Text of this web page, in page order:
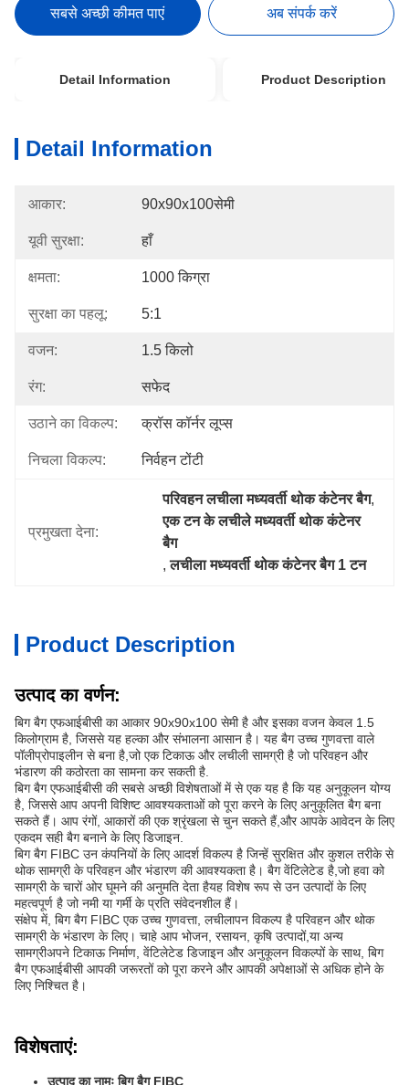
सबसे अच्छी कीमत पाएं अब संपर्क करें
Detail Information Product Description
Detail Information
आकार: 90x90x100सेमी
यूवी सुरक्षा: हाँ
क्षमता: 1000 किग्रा
सुरक्षा का पहलू: 5:1
वजन: 1.5 किलो
रंग: सफेद
उठाने का विकल्प: क्रॉस कॉर्नर लूप्स
निचला विकल्प: निर्वहन टोंटी
प्रमुखता देना:
परिवहन लचीला मध्यवर्ती थोक कंटेनर बैग,
एक टन के लचीले मध्यवर्ती थोक कंटेनर
बैग
, लचीला मध्यवर्ती थोक कंटेनर बैग 1 टन
Product Description
उत्पाद का वर्णन:
बिग बैग एफआईबीसी का आकार 90x90x100 सेमी है और इसका वजन केवल 1.5
किलोग्राम है, जिससे यह हल्का और संभालना आसान है। यह बैग उच्च गुणवत्ता वाले
पॉलीप्रोपाइलीन से बना है,जो एक टिकाऊ और लचीली सामग्री है जो परिवहन और
भंडारण की कठोरता का सामना कर सकती है.
बिग बैग एफआईबीसी की सबसे अच्छी विशेषताओं में से एक यह है कि यह अनुकूलन योग्य
है, जिससे आप अपनी विशिष्ट आवश्यकताओं को पूरा करने के लिए अनुकूलित बैग बना
सकते हैं। आप रंगों, आकारों की एक श्रृंखला से चुन सकते हैं,और आपके आवेदन के लिए
एकदम सही बैग बनाने के लिए डिजाइन.
बिग बैग FIBC उन कंपनियों के लिए आदर्श विकल्प है जिन्हें सुरक्षित और कुशल तरीके से
थोक सामग्री के परिवहन और भंडारण की आवश्यकता है। बैग वेंटिलेटेड है,जो हवा को
सामग्री के चारों ओर घूमने की अनुमति देता हैयह विशेष रूप से उन उत्पादों के लिए
महत्वपूर्ण है जो नमी या गर्मी के प्रति संवेदनशील हैं।
संक्षेप में, बिग बैग FIBC एक उच्च गुणवत्ता, लचीलापन विकल्प है परिवहन और थोक
सामग्री के भंडारण के लिए। चाहे आप भोजन, रसायन, कृषि उत्पादों,या अन्य
सामग्रीअपने टिकाऊ निर्माण, वेंटिलेटेड डिजाइन और अनुकूलन विकल्पों के साथ, बिग
बैग एफआईबीसी आपकी जरूरतों को पूरा करने और आपकी अपेक्षाओं से अधिक होने के
लिए निश्चित है।
विशेषताएं:
उत्पाद का नामः बिग बैग FIBC